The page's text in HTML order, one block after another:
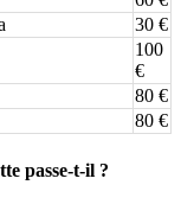
30 €
100
€
80 €
80 €
passe-t-il ?